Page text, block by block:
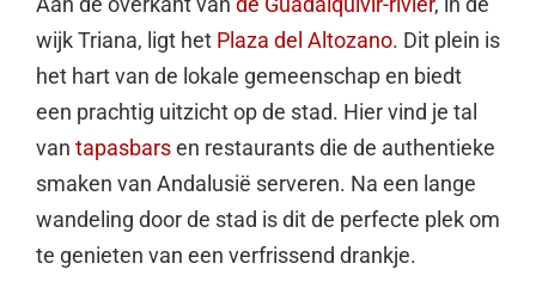
wijk Triana, ligt het Plaza del Altozano. Dit plein is
het hart van de lokale gemeenschap en biedt
een prachtig uitzicht op de stad. Hier vind je tal
van tapasbarsen restaurants die de authentieke
smaken van Andalusië serveren. Na een lange
wandeling door de stad is dit de perfecte plek om
te genieten van een verfrissend drankje.